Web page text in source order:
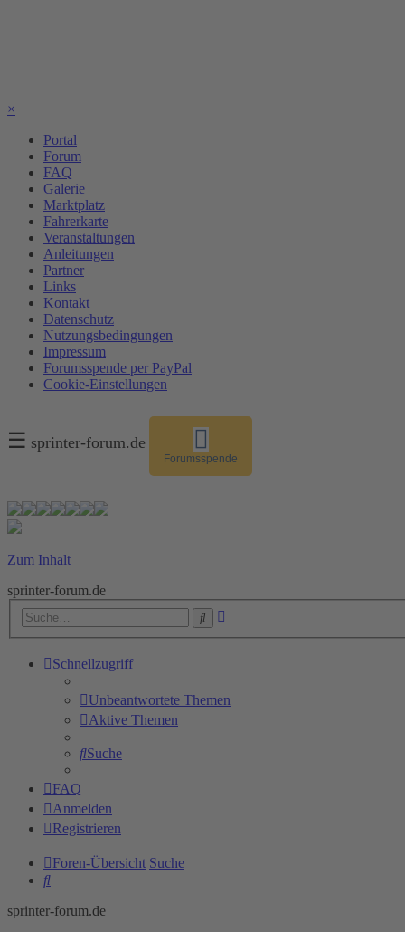
×
Portal
Forum
FAQ
Galerie
Marktplatz
Fahrerkarte
Veranstaltungen
Anleitungen
Partner
Links
Kontakt
Datenschutz
Nutzungsbedingungen
Impressum
Forumsspende per PayPal
Cookie-Einstellungen
☰ sprinter-forum.de
Forumsspende
Zum Inhalt
sprinter-forum.de
Suche
Schnellzugriff
Unbeantwortete Themen
Aktive Themen
Suche
FAQ
Anmelden
Registrieren
Foren-Übersicht Suche
Suche
sprinter-forum.de